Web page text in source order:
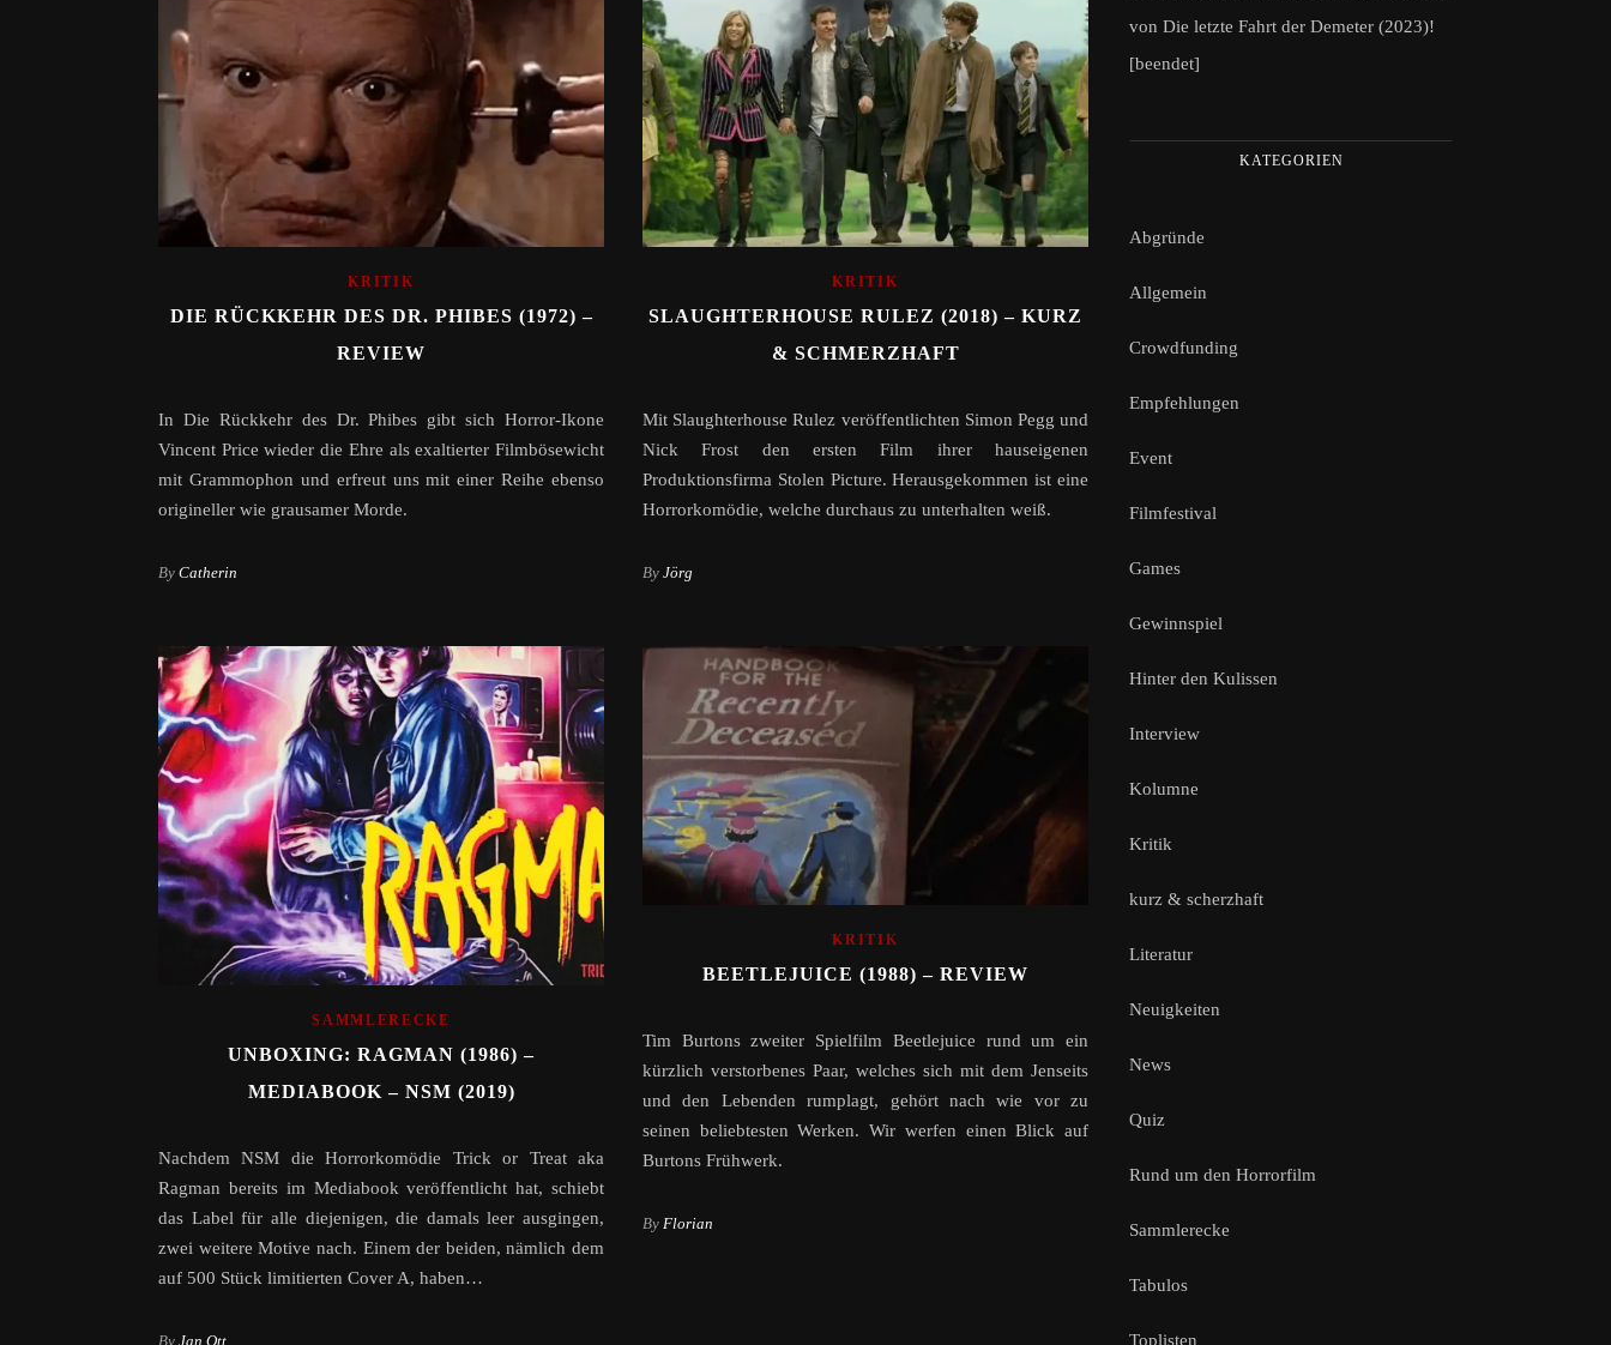
KRITIK
DIE RÜCKKEHR DES DR. PHIBES (1972) –
REVIEW
In Die Rückkehr des Dr. Phibes gibt sich Horror-Ikone
Vincent Price wieder die Ehre als exaltierter Filmbösewicht
mit Grammophon und erfreut uns mit einer Reihe ebenso
origineller wie grausamer Morde.
By Catherin
KRITIK
SLAUGHTERHOUSE RULEZ (2018) – KURZ
& SCHMERZHAFT
Mit Slaughterhouse Rulez veröffentlichten Simon Pegg und
Nick Frost den ersten Film ihrer hauseigenen
Produktionsfirma Stolen Picture. Herausgekommen ist eine
Horrorkomödie, welche durchaus zu unterhalten weiß.
By Jörg
SAMMLERECKE
UNBOXING: RAGMAN (1986) –
MEDIABOOK – NSM (2019)
Nachdem NSM die Horrorkomödie Trick or Treat aka
Ragman bereits im Mediabook veröffentlicht hat, schiebt
das Label für alle diejenigen, die damals leer ausgingen,
zwei weitere Motive nach. Einem der beiden, nämlich dem
auf 500 Stück limitierten Cover A, haben…
By Jan Ott
KRITIK
BEETLEJUICE (1988) – REVIEW
Tim Burtons zweiter Spielfilm Beetlejuice rund um ein
kürzlich verstorbenes Paar, welches sich mit dem Jenseits
und den Lebenden rumplagt, gehört nach wie vor zu
seinen beliebtesten Werken. Wir werfen einen Blick auf
Burtons Frühwerk.
By Florian
von Die letzte Fahrt der Demeter (2023)!
[beendet]
KATEGORIEN
Abgründe
Allgemein
Crowdfunding
Empfehlungen
Event
Filmfestival
Games
Gewinnspiel
Hinter den Kulissen
Interview
Kolumne
Kritik
kurz & scherzhaft
Literatur
Neuigkeiten
News
Quiz
Rund um den Horrorfilm
Sammlerecke
Tabulos
Toplisten